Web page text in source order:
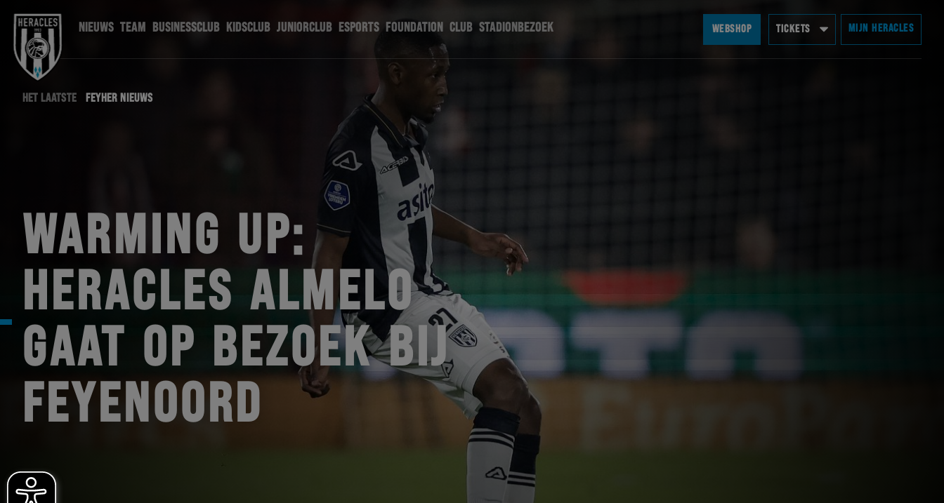
NIEUWS TEAM BUSINESSCLUB KIDSCLUB JUNIORCLUB ESPORTS FOUNDATION CLUB STADIONBEZOEK WEBSHOP TICKETS MIJN HERACLES
HET LAATSTE FEYHER NIEUWS
WARMING UP:
HERACLES ALMELO
GAAT OP BEZOEK BIJ
FEYENOORD